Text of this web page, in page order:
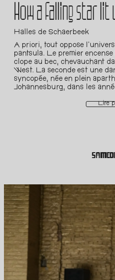
How a falling star
Halles de Schaerbeek
A priori, tout oppose
pantsula. Le premier
clope au bec, chevauchant
West. La seconde est une
syncopée, née en plein
Johannesburg, dans les
deux mondes antagonistes.
pour devenir le gardien
niveau spécialisés dans la
danse urbaine sud-
professionnelle qui promeut
danse et de la culture
officielles et agit en tant que
L'organisation vise à
vivant du pantsula et à
professionnalisation et le
Impilo Mapantsula crée des
d'apprentissage et soutient
l'expression personnelle par
Lire
SAMEDI